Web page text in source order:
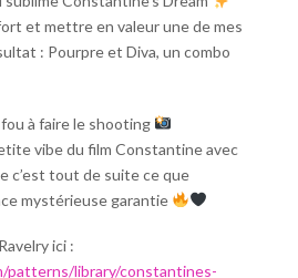
et mettre en valeur une de mes
: Pourpre et Diva, un combo
à faire le shooting
vibe du film Constantine avec
c’est tout de suite ce que
mystérieuse garantie
ici :
patterns/library/constantines-